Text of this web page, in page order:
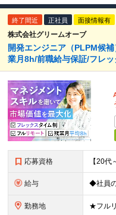
終了間近 正社員 面接情報有
株式会社グリームオーブ
開発エンジニア（PLPM候
業月8h/前職給与保証/フレッ
応募資格
給与
勤務地